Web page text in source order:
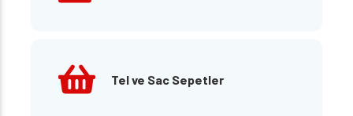
Tel ve Sac Sepetler